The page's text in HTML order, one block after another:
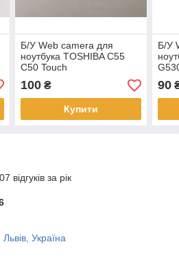
Б/У Web camera для
ноутбука TOSHIBA C55
C50 Touch
100₴
Купити
Б/У
90
відгуків за рік
Україна